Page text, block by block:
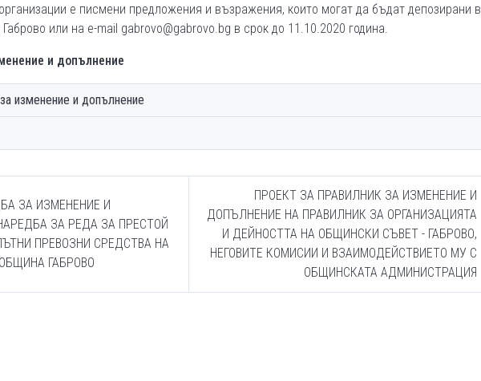
е писмени предложения и възражения, които могат да бъдат депозирани в
или на e-mail gabrovo@gabrovo.bg в срок до 11.10.2020 година.
и допълнение
изменение и допълнение
ЗА ИЗМЕНЕНИЕ И
ЗА РЕДА ЗА ПРЕСТОЙ
ПРЕВОЗНИ СРЕДСТВА НА
ГАБРОВО
ПРОЕКТ ЗА ПРАВИЛНИК ЗА ИЗМЕНЕНИЕ И
ДОПЪЛНЕНИЕ НА ПРАВИЛНИК ЗА ОРГАНИЗАЦИЯТА
И ДЕЙНОСТТА НА ОБЩИНСКИ СЪВЕТ - ГАБРОВО,
НЕГОВИТЕ КОМИСИИ И ВЗАИМОДЕЙСТВИЕТО МУ С
ОБЩИНСКАТА АДМИНИСТРАЦИЯ